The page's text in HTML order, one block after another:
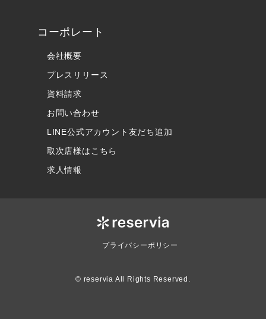
コーポレート
会社概要
プレスリリース
資料請求
お問い合わせ
LINE公式アカウント友だち追加
取次店様はこちら
求人情報
プライバシーポリシー
© reservia All Rights Reserved.